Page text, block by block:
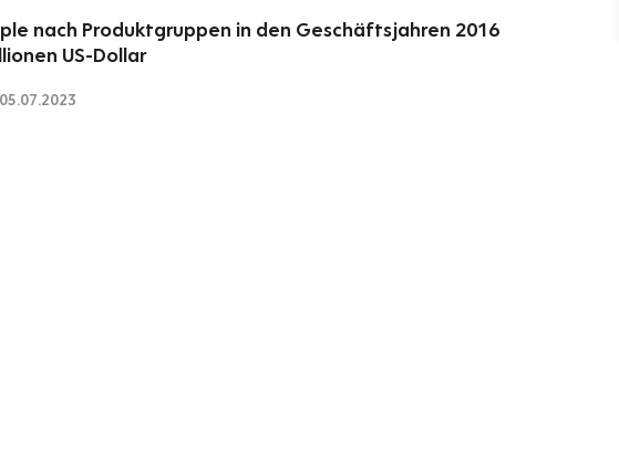
nach Produktgruppen in den Geschäftsjahren 2016
US-Dollar